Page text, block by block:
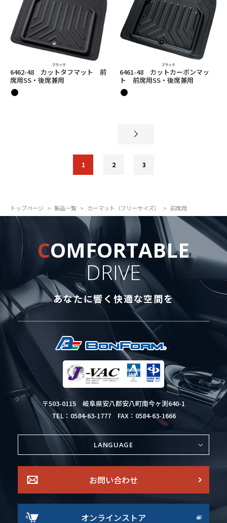
6462-48 カットタフマット 前
席用SS・後席兼用
6461-48 カットカーボンマッ
ト 前席用SS・後席兼用
1 2 3
トップページ 製品一覧 カーマット（フリーサイズ） 前席用
COMFORTABLE
DRIVE
あなたに響く快適な空間を
〒503-0115 岐阜県安八郡安八町南今ヶ渕640-1
TEL：0584-63-1777 FAX：0584-63-1666
LANGUAGE
お問い合わせ
オンラインストア